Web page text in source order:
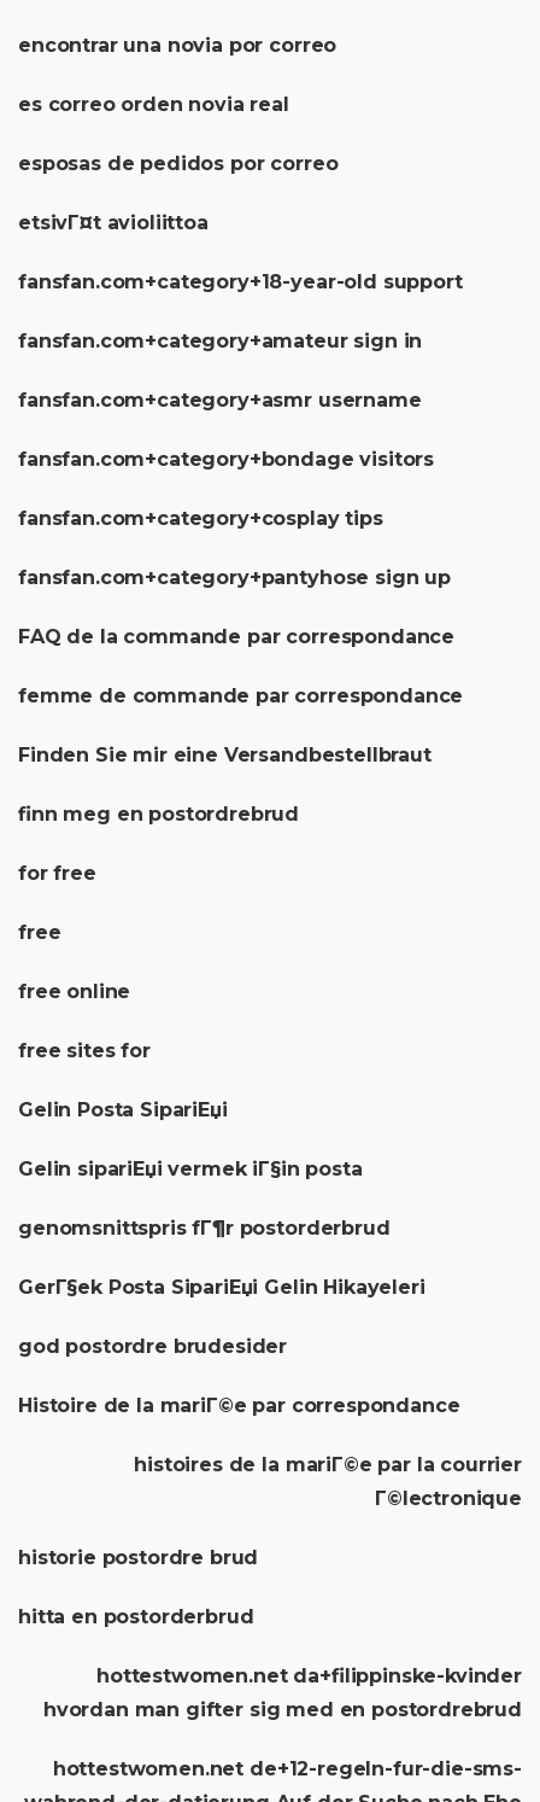
encontrar una novia por correo
es correo orden novia real
esposas de pedidos por correo
etsivГ¤t avioliittoa
fansfan.com+category+18-year-old support
fansfan.com+category+amateur sign in
fansfan.com+category+asmr username
fansfan.com+category+bondage visitors
fansfan.com+category+cosplay tips
fansfan.com+category+pantyhose sign up
FAQ de la commande par correspondance
femme de commande par correspondance
Finden Sie mir eine Versandbestellbraut
finn meg en postordrebrud
for free
free
free online
free sites for
Gelin Posta SipariЕџi
Gelin sipariЕџi vermek iГ§in posta
genomsnittspris fГ¶r postorderbrud
GerГ§ek Posta SipariЕџi Gelin Hikayeleri
god postordre brudesider
Histoire de la mariГ©e par correspondance
histoires de la mariГ©e par la courrier
Г©lectronique
historie postordre brud
hitta en postorderbrud
hottestwomen.net da+filippinske-kvinder
hvordan man gifter sig med en postordrebrud
hottestwomen.net de+12-regeln-fur-die-sms-